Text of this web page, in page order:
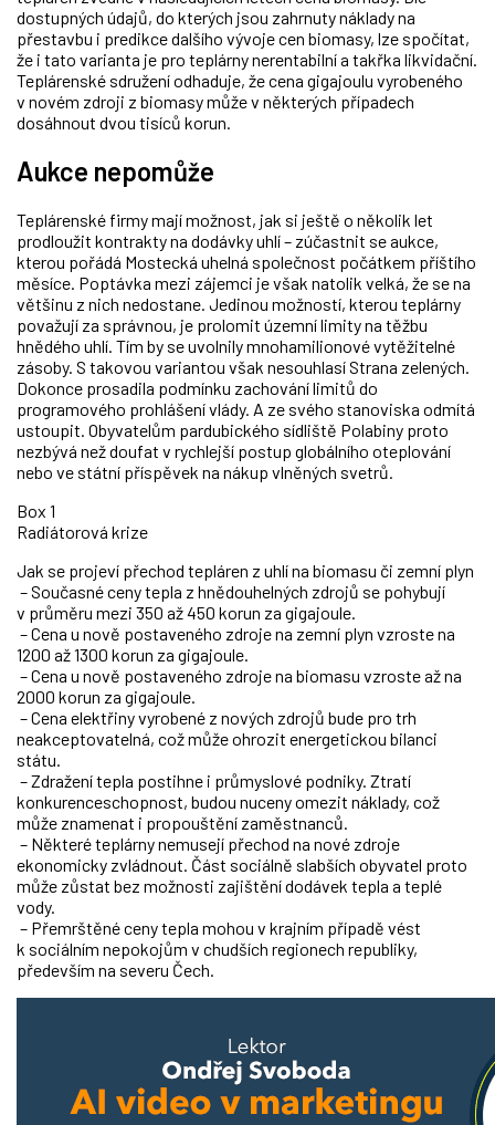
dostupných údajů, do kterých jsou zahrnuty náklady na
přestavbu i predikce dalšího vývoje cen biomasy, lze spočítat,
že i tato varianta je pro teplárny nerentabilní a takřka likvidační.
Teplárenské sdružení odhaduje, že cena gigajoulu vyrobeného
v novém zdroji z biomasy může v některých případech
dosáhnout dvou tisíců korun.
Aukce nepomůže
Teplárenské firmy mají možnost, jak si ještě o několik let
prodloužit kontrakty na dodávky uhlí – zúčastnit se aukce,
kterou pořádá Mostecká uhelná společnost počátkem příštího
měsíce. Poptávka mezi zájemci je však natolik velká, že se na
většinu z nich nedostane. Jedinou možností, kterou teplárny
považují za správnou, je prolomit územní limity na těžbu
hnědého uhlí. Tím by se uvolnily mnohamilionové vytěžitelné
zásoby. S takovou variantou však nesouhlasí Strana zelených.
Dokonce prosadila podmínku zachování limitů do
programového prohlášení vlády. A ze svého stanoviska odmítá
ustoupit. Obyvatelům pardubického sídliště Polabiny proto
nezbývá než doufat v rychlejší postup globálního oteplování
nebo ve státní příspěvek na nákup vlněných svetrů.
Box 1
Radiátorová krize
Jak se projeví přechod tepláren z uhlí na biomasu či zemní plyn
– Současné ceny tepla z hnědouhelných zdrojů se pohybují
v průměru mezi 350 až 450 korun za gigajoule.
– Cena u nově postaveného zdroje na zemní plyn vzroste na
1200 až 1300 korun za gigajoule.
– Cena u nově postaveného zdroje na biomasu vzroste až na
2000 korun za gigajoule.
– Cena elektřiny vyrobené z nových zdrojů bude pro trh
neakceptovatelná, což může ohrozit energetickou bilanci
státu.
– Zdražení tepla postihne i průmyslové podniky. Ztratí
konkurenceschopnost, budou nuceny omezit náklady, což
může znamenat i propouštění zaměstnanců.
– Některé teplárny nemusejí přechod na nové zdroje
ekonomicky zvládnout. Část sociálně slabších obyvatel proto
může zůstat bez možnosti zajištění dodávek tepla a teplé
vody.
– Přemrštěné ceny tepla mohou v krajním případě vést
k sociálním nepokojům v chudších regionech republiky,
především na severu Čech.